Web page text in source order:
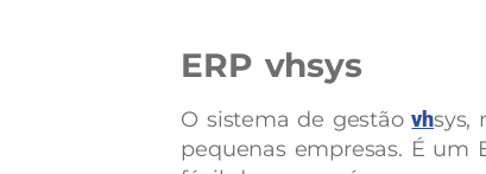
ERP vhsys
O sistema de gestão vhsys,
pequenas empresas. É um